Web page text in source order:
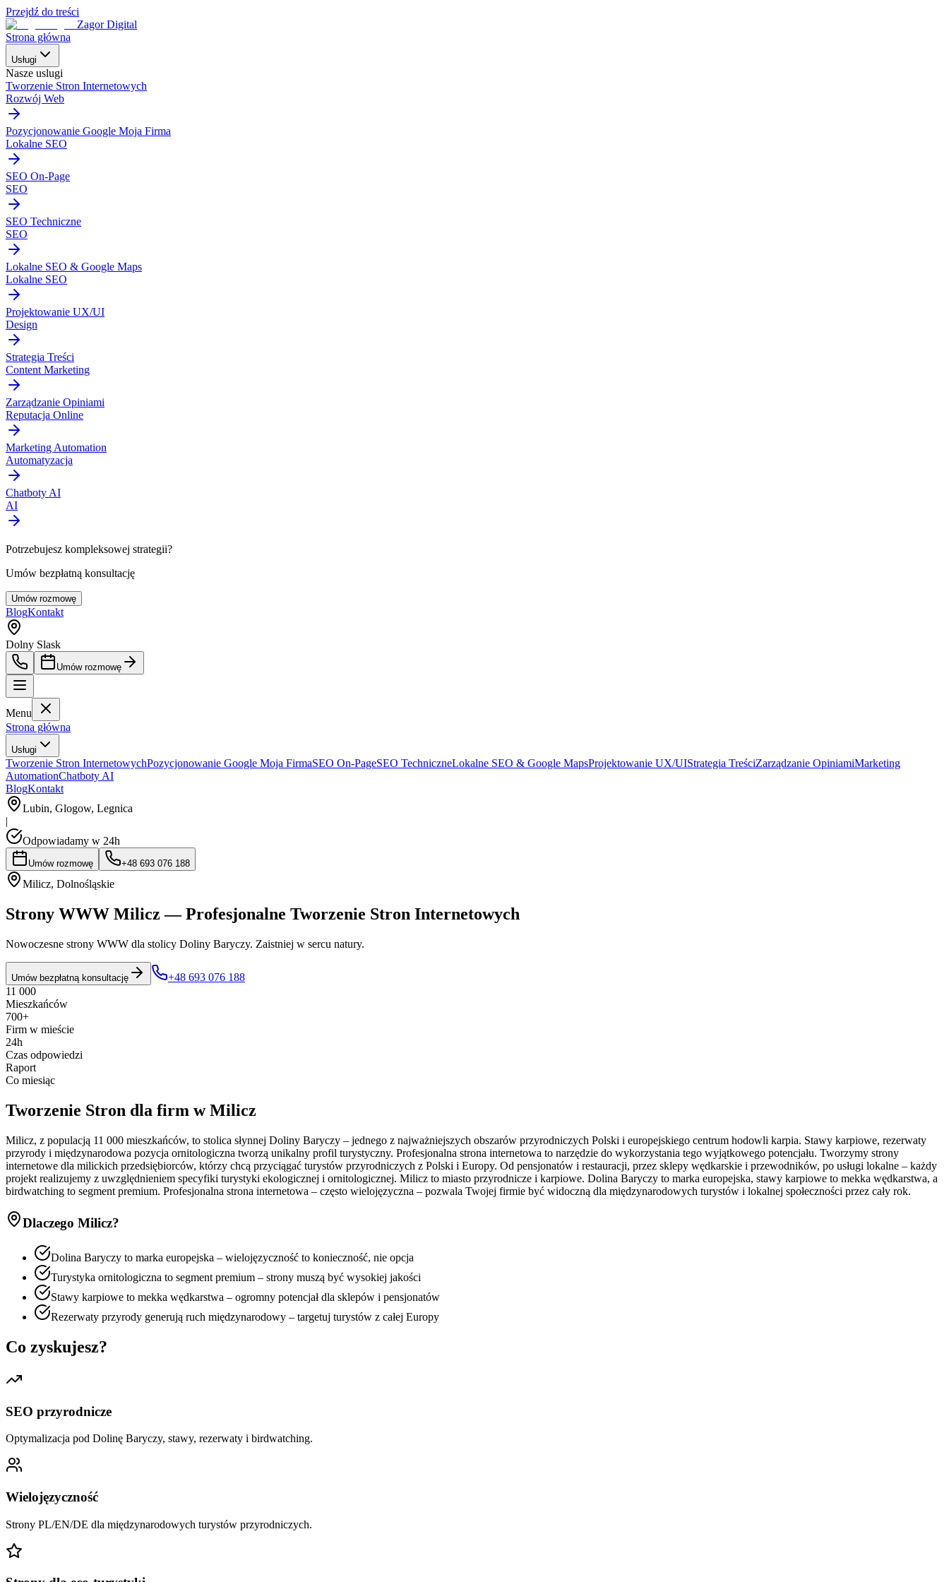
Przejdź do treści
Zagor Digital
Strona główna
Usługi
Nasze uslugi
Tworzenie Stron Internetowych
Rozwój Web
Pozycjonowanie Google Moja Firma
Lokalne SEO
SEO On-Page
SEO
SEO Techniczne
SEO
Lokalne SEO & Google Maps
Lokalne SEO
Projektowanie UX/UI
Design
Strategia Treści
Content Marketing
Zarządzanie Opiniami
Reputacja Online
Marketing Automation
Automatyzacja
Chatboty AI
AI
Potrzebujesz kompleksowej strategii?
Umów bezpłatną konsultację
Umów rozmowę
BlogKontakt
Dolny Slask
Umów rozmowę
Menu
Strona główna
Usługi
Tworzenie Stron InternetowychPozycjonowanie Google Moja FirmaSEO On-PageSEO TechniczneLokalne SEO & Google MapsProjektowanie UX/UIStrategia TreściZarządzanie OpiniamiMarketing
AutomationChatboty AI
BlogKontakt
Lubin, Glogow, Legnica
|
Odpowiadamy w 24h
Umów rozmowę +48 693 076 188
Milicz, Dolnośląskie
Strony WWW Milicz — Profesjonalne Tworzenie Stron Internetowych
Nowoczesne strony WWW dla stolicy Doliny Baryczy. Zaistniej w sercu natury.
Umów bezpłatną konsultację
+48 693 076 188
11 000
Mieszkańców
700+
Firm w mieście
24h
Czas odpowiedzi
Raport
Co miesiąc
Tworzenie Stron dla firm wMilicz
Milicz, z populacją 11 000 mieszkańców, to stolica słynnej Doliny Baryczy – jednego z najważniejszych obszarów przyrodniczych Polski i europejskiego centrum hodowli karpia. Stawy karpiowe, rezerwaty
przyrody i międzynarodowa pozycja ornitologiczna tworzą unikalny profil turystyczny. Profesjonalna strona internetowa to narzędzie do wykorzystania tego wyjątkowego potencjału. Tworzymy strony
internetowe dla milickich przedsiębiorców, którzy chcą przyciągać turystów przyrodniczych z Polski i Europy. Od pensjonatów i restauracji, przez sklepy wędkarskie i przewodników, po usługi lokalne – każdy
projekt realizujemy z uwzględnieniem specyfiki turystyki ekologicznej i ornitologicznej. Milicz to miasto przyrodnicze i karpiowe. Dolina Baryczy to marka europejska, stawy karpiowe to mekka wędkarstwa, a
birdwatching to segment premium. Profesjonalna strona internetowa – często wielojęzyczna – pozwala Twojej firmie być widoczną dla międzynarodowych turystów i lokalnej społeczności przez cały rok.
Dlaczego Milicz?
Dolina Baryczy to marka europejska – wielojęzyczność to konieczność, nie opcja
Turystyka ornitologiczna to segment premium – strony muszą być wysokiej jakości
Stawy karpiowe to mekka wędkarstwa – ogromny potencjał dla sklepów i pensjonatów
Rezerwaty przyrody generują ruch międzynarodowy – targetuj turystów z całej Europy
Co zyskujesz?
SEO przyrodnicze
Optymalizacja pod Dolinę Baryczy, stawy, rezerwaty i birdwatching.
Wielojęzyczność
Strony PL/EN/DE dla międzynarodowych turystów przyrodniczych.